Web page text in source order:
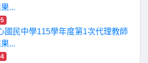
...
國民中學115學年度第1次代理教師
...